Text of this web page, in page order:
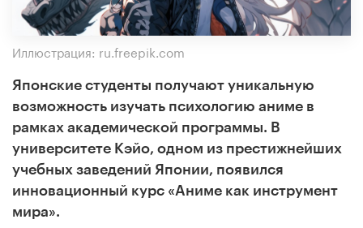
Иллюстрация: ru.freepik.com
Японские студенты получают уникальную
возможность изучать психологию аниме в
рамках академической программы. В
университете Кэйо, одном из престижнейших
учебных заведений Японии, появился
инновационный курс «Аниме как инструмент
мира».